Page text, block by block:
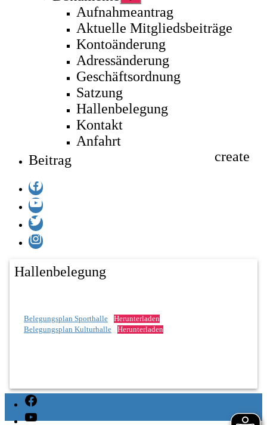
anzeigen
Aufnahmeantrag
Aktuelle Mitgliedsbeiträge
Kontoänderung
Adressänderung
Geschäftsordnung
Satzung
Hallenbelegung
Kontakt
Anfahrt
Beitrag
create
Facebook
YouTube
Twitter
Instagram
Hallenbelegung
Belegungsplan Sporthalle
Herunterladen
Belegungsplan Kulturhalle
Herunterladen
Facebook
YouTube